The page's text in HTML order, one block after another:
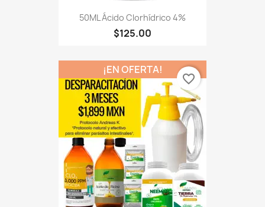
50ML Ácido Clorhídrico 4%
$125.00
¡EN OFERTA!
favorite_border